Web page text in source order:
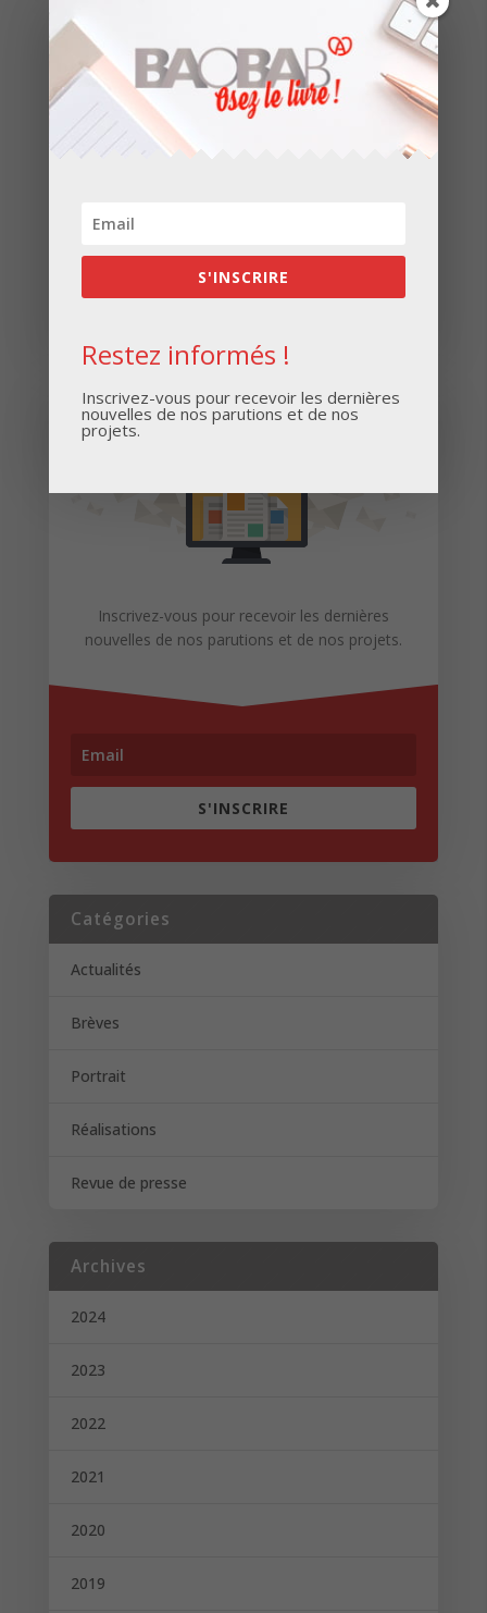
Derniers articles
Réimpression du Guide Technique des
Installations de Gaz par Copraudit
Témoignage d’Anne-Laure Célérier
Restez informés
Inscrivez-vous pour recevoir les dernières
nouvelles de nos parutions et de nos projets.
S'INSCRIRE
Catégories
Actualités
Brèves
Portrait
Réalisations
Revue de presse
Archives
2024
2023
2022
2021
2020
2019
S'INSCRIRE
Restez informés !
Inscrivez-vous pour recevoir les dernières
nouvelles de nos parutions et de nos
projets.